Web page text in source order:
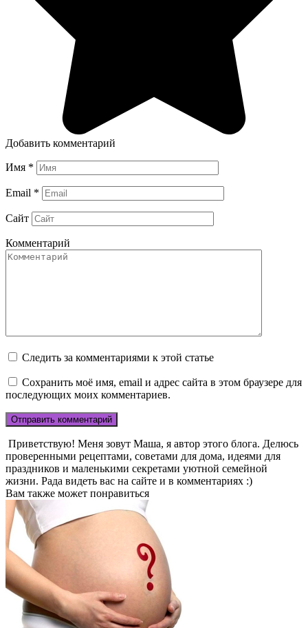
Добавить комментарий
Имя *
Email *
Сайт
Комментарий
Следить за комментариями к этой статье
Сохранить моё имя, email и адрес сайта в этом браузере для
последующих моих комментариев.
Приветствую! Меня зовут Маша, я автор этого блога. Делюсь
проверенными рецептами, советами для дома, идеями для
праздников и маленькими секретами уютной семейной
жизни. Рада видеть вас на сайте и в комментариях :)
Вам также может понравиться